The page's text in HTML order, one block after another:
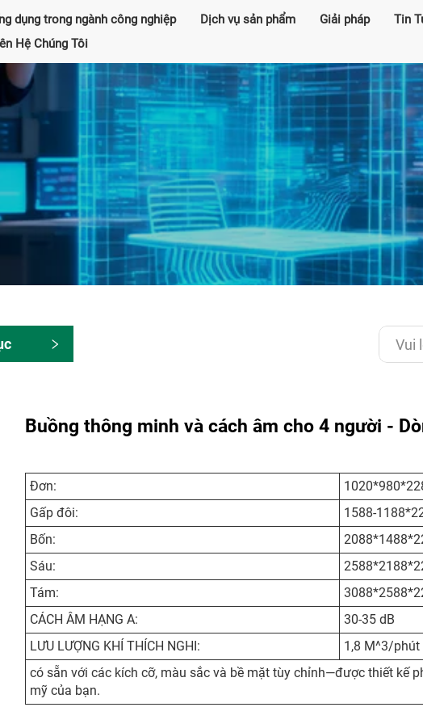
dụng trong ngành công nghiệp Dịch vụ sản phẩm Giải pháp
Tin
Hệ Chúng Tôi
Buồng thông minh và cách âm cho 4 người -
Đơn:
Gấp đôi:
1588-
Bốn:
Sáu:
Tám:
CÁCH ÂM HẠNG A:
30-35 dB
LƯU LƯỢNG KHÍ THÍCH NGHI:
1,8 M^3/phút
có sẵn với các kích cỡ, màu sắc và bề mặt tùy chỉnh—được thiết kế
mỹ của bạn.